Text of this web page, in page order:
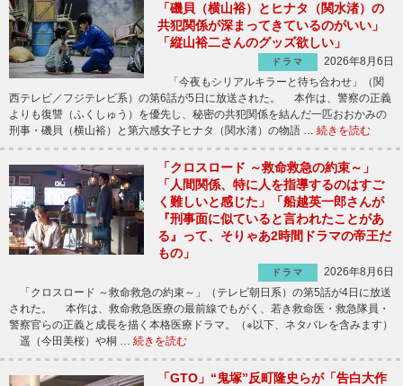
「磯貝（横山裕）とヒナタ（関水渚）の
共犯関係が深まってきているのがいい」
「縦山裕二さんのグッズ欲しい」
ドラマ
2026年8月6日
「今夜もシリアルキラーと待ち合わせ」（関
西テレビ／フジテレビ系）の第6話が5日に放送された。 本作は、警察の正義
よりも復讐（ふくしゅう）を優先し、秘密の共犯関係を結んだ一匹おおかみの
刑事・磯貝（横山裕）と第六感女子ヒナタ（関水渚）の物語 … 続きを読む
「クロスロード ～救命救急の約束～」
「人間関係、特に人を指導するのはすご
く難しいと感じた」「船越英一郎さんが
『刑事面に似ていると言われたことがあ
る』って、そりゃあ2時間ドラマの帝王だ
もの」
ドラマ
2026年8月6日
「クロスロード ～救命救急の約束～」（テレビ朝日系）の第5話が4日に放送
された。 本作は、救命救急医療の最前線でもがく、若き救命医・救急隊員・
警察官らの正義と成長を描く本格医療ドラマ。（※以下、ネタバレを含みます）
遥（今田美桜）や桐 … 続きを読む
「GTO」“鬼塚”反町隆史らが「告白大作